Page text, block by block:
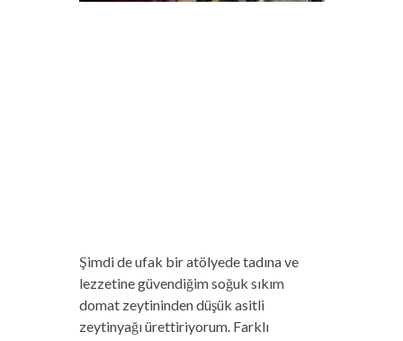
Şimdi de ufak bir atölyede tadına ve
lezzetine güvendiğim soğuk sıkım
domat zeytininden düşük asitli
zeytinyağı ürettiriyorum. Farklı